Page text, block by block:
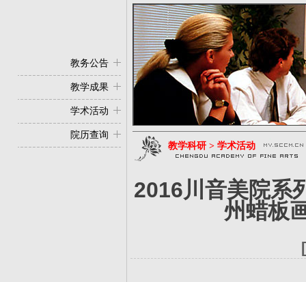
教务公告
教学成果
学术活动
院历查询
教学科研 > 学术活动
2016川音美院
州蜡板